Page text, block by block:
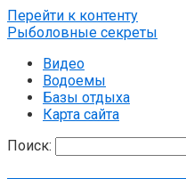
Перейти к контенту
Рыболовные секреты
Видео
Водоемы
Базы отдыха
Карта сайта
Поиск: